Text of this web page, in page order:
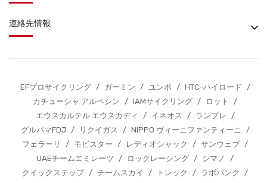
連絡先情報
EFプロサイクリング / ガーミン / ユンボ / HTC-ハイロード
/
カチューシャ アルペシン
/ IAMサイクリング / ロット
/
エウスカルテル エウスカディ
/ イネオス / ランプレ
/
グルパマFDJ
/ リクイガス / NIPPO ヴィーニファンティーニ
/
フェラーリ
/ モビスター / レディオシャック / サンウェブ /
UAEチームエミレーツ
/ ロックレーシング / シマノ
/
クイックステップ / チームスカイ / トレック / ラボバンク
/